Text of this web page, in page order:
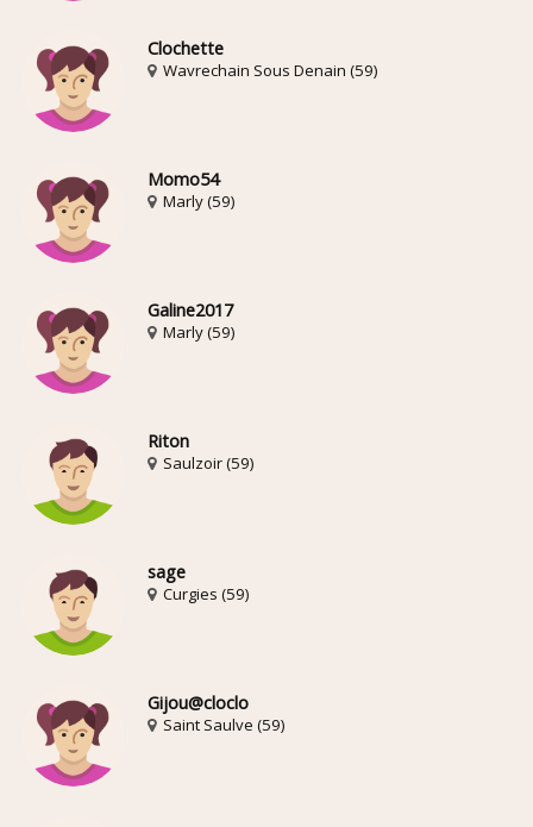
Clochette
Wavrechain Sous Denain (59)
Momo54
Marly (59)
Galine2017
Marly (59)
Riton
Saulzoir (59)
sage
Curgies (59)
Gijou@cloclo
Saint Saulve (59)